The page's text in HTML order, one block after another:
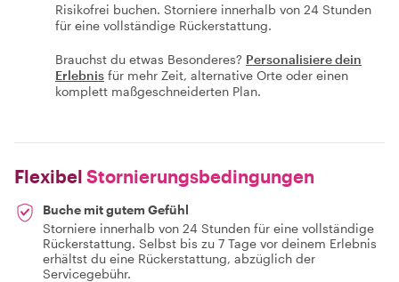
Risikofrei buchen. Storniere innerhalb von 24 Stunden
für eine vollständige Rückerstattung.
Brauchst du etwas Besonderes? Personalisiere dein
Erlebnis für mehr Zeit, alternative Orte oder einen
komplett maßgeschneiderten Plan.
Flexibel Stornierungsbedingungen
Buche mit gutem Gefühl
Storniere innerhalb von 24 Stunden für eine vollständige
Rückerstattung. Selbst bis zu 7 Tage vor deinem Erlebnis
erhältst du eine Rückerstattung, abzüglich der
Servicegebühr.